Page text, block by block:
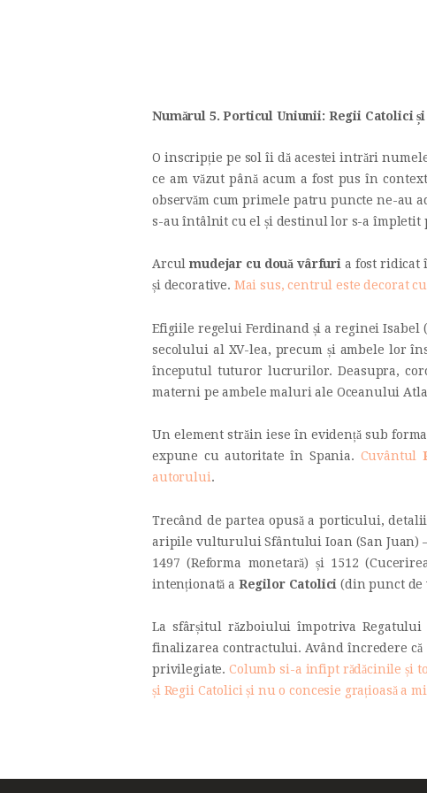
Numărul 5. Porticul Uniunii: Regii Catolici și
O inscripție pe sol îi dă acestei intrări
ce am văzut până acum a fost pus în
observăm cum primele patru puncte ne-au
s-au întâlnit cu el și destinul lor s-a împletit
Arculmudejar cu două vârfuria fost ridicat
și decorative. Mai sus, centrul este decorat
Efigiile regelui Ferdinand și a reginei Isabel
secolului al XV-lea, precum și ambele lor
începutul tuturor lucrurilor. Deasupra,
materni pe ambele maluri ale Oceanului
Un element străin iese în evidență sub
expune cu autoritate în Spania. Cuvântul
autorului.
Trecând de partea opusă a porticului,
aripile vulturului Sfântului Ioan (San Juan)
1497 (Reforma monetară) și 1512
intenționată a Regilor Catolici (din punct de
La sfârșitul războiului împotriva
finalizarea contractului. Având încredere
privilegiate.Columb si-a infipt rădăcinile și
și Regii Catolici și nu o concesie grațioasă a